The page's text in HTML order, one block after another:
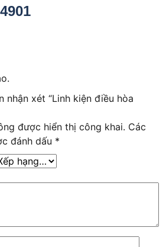
nhận xét “Linh kiện điều hòa
được hiển thị công khai. Các
đánh dấu *